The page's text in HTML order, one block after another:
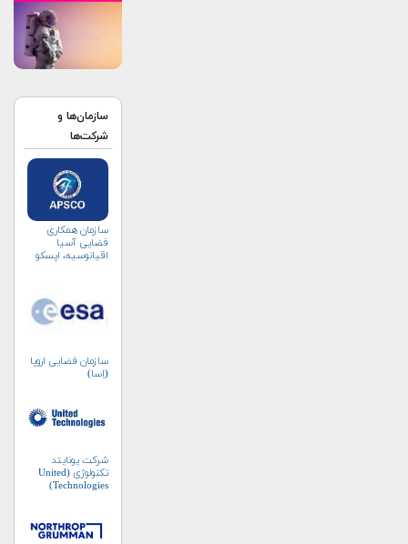
سازمان‌ها و
شرکت‌ها
سازمان همکاری
فضایی آسیا
اقیانوسیه، اپسکو
سازمان فضایی اروپا
(اِسا)
شرکت یونایتد
تکنولوژی (United
Technologies)